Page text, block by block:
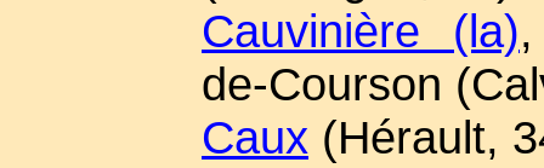
Cauvinière (la)
de-Courson
Caux (Hérault,